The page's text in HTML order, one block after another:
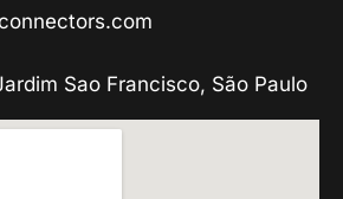
Sao Francisco, São Paulo